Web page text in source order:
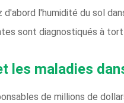
d'abord l'humidité du sol
sont diagnostiqués à
les maladies
de millions de